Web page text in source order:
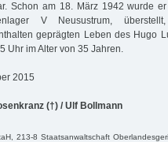
Schon am 18. März 1942 wurde
V Neusustrum,
geprägten Leben des Hugo
Uhr im Alter von 35 Jahren.
2015
(†) / Ulf Bollmann
213-8 Staatsanwaltschaft